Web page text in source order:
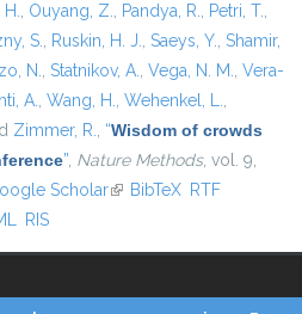
H., Ouyang, Z., Pandya, R., Petri, T.,
S., Ruskin, H. J., Saeys, Y., Shamir,
N., Statnikov, A., Vega, N. M., Vera-
A., Wang, H., Wehenkel, L.,
Zimmer, R., “Wisdom of crowds
”, Nature Methods, vol. 9,
external)
Scholar(link is external)
BibTeX RTF
RIS